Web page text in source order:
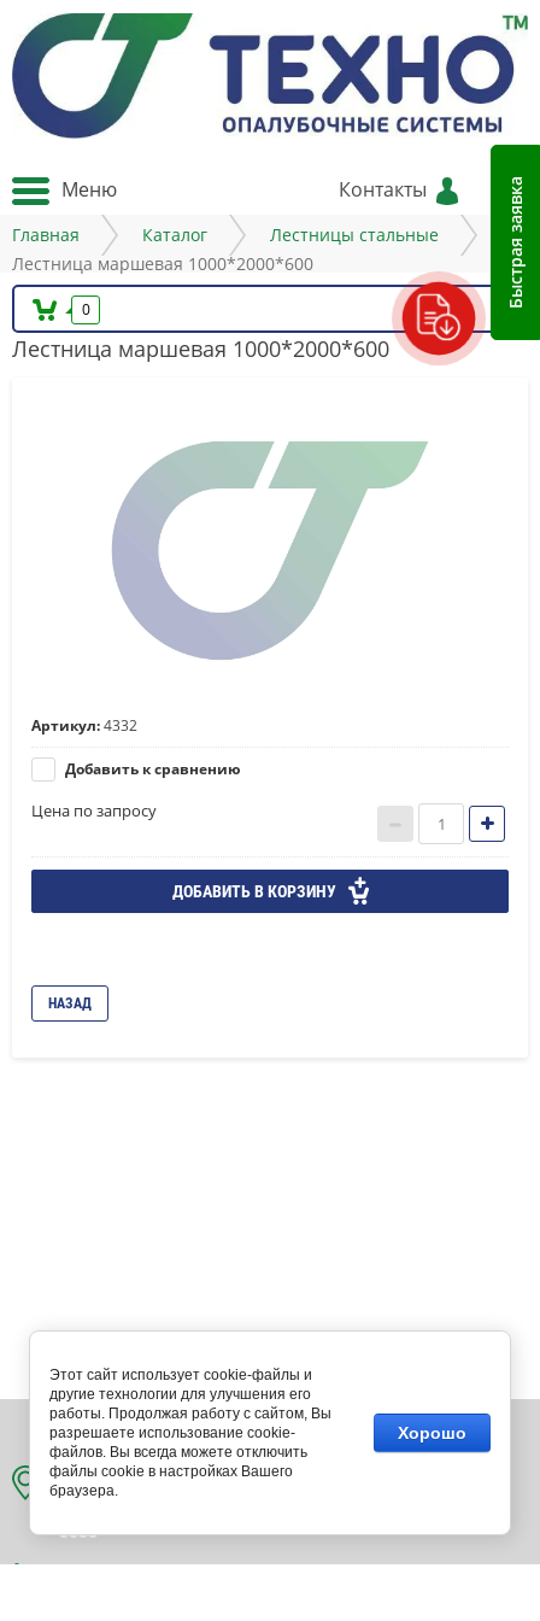
Меню Контакты
Главная Каталог
Лестницы стальные
Лестница маршевая 1000*2000*600
Лестница маршевая 1000*2000*600
0
Артикул:4332
Добавить к сравнению
Цена по запросу
ДОБАВИТЬ В КОРЗИНУ
НАЗАД
394018, г. Воронеж, ул. Свободы, д. 75, оф. 24
Быстрая заявка
Этот сайт использует cookie-файлы и
другие технологии для улучшения его
работы. Продолжая работу с сайтом, Вы
разрешаете использование cookie-
файлов. Вы всегда можете отключить
файлы cookie в настройках Вашего
браузера.
Хорошо